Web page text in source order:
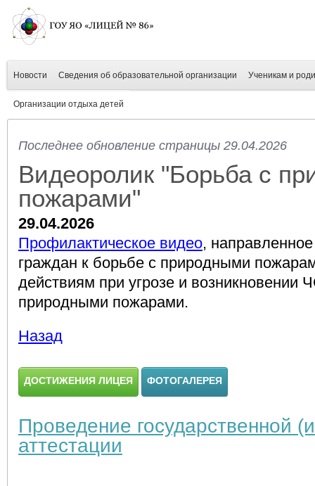
Новости Сведения об образовательной организации Ученикам и
Организации отдыха детей
Последнее обновление страницы 29.04.2026
Видеоролик "Борьба с
пожарами"
29.04.2026
Профилактическое видео,
граждан к борьбе с природными
действиям при угрозе и возникновении
природными пожарами.
Назад
ДОСТИЖЕНИЯ ЛИЦЕЯ ФОТОГАЛЕРЕЯ
Проведение государственной
аттестации